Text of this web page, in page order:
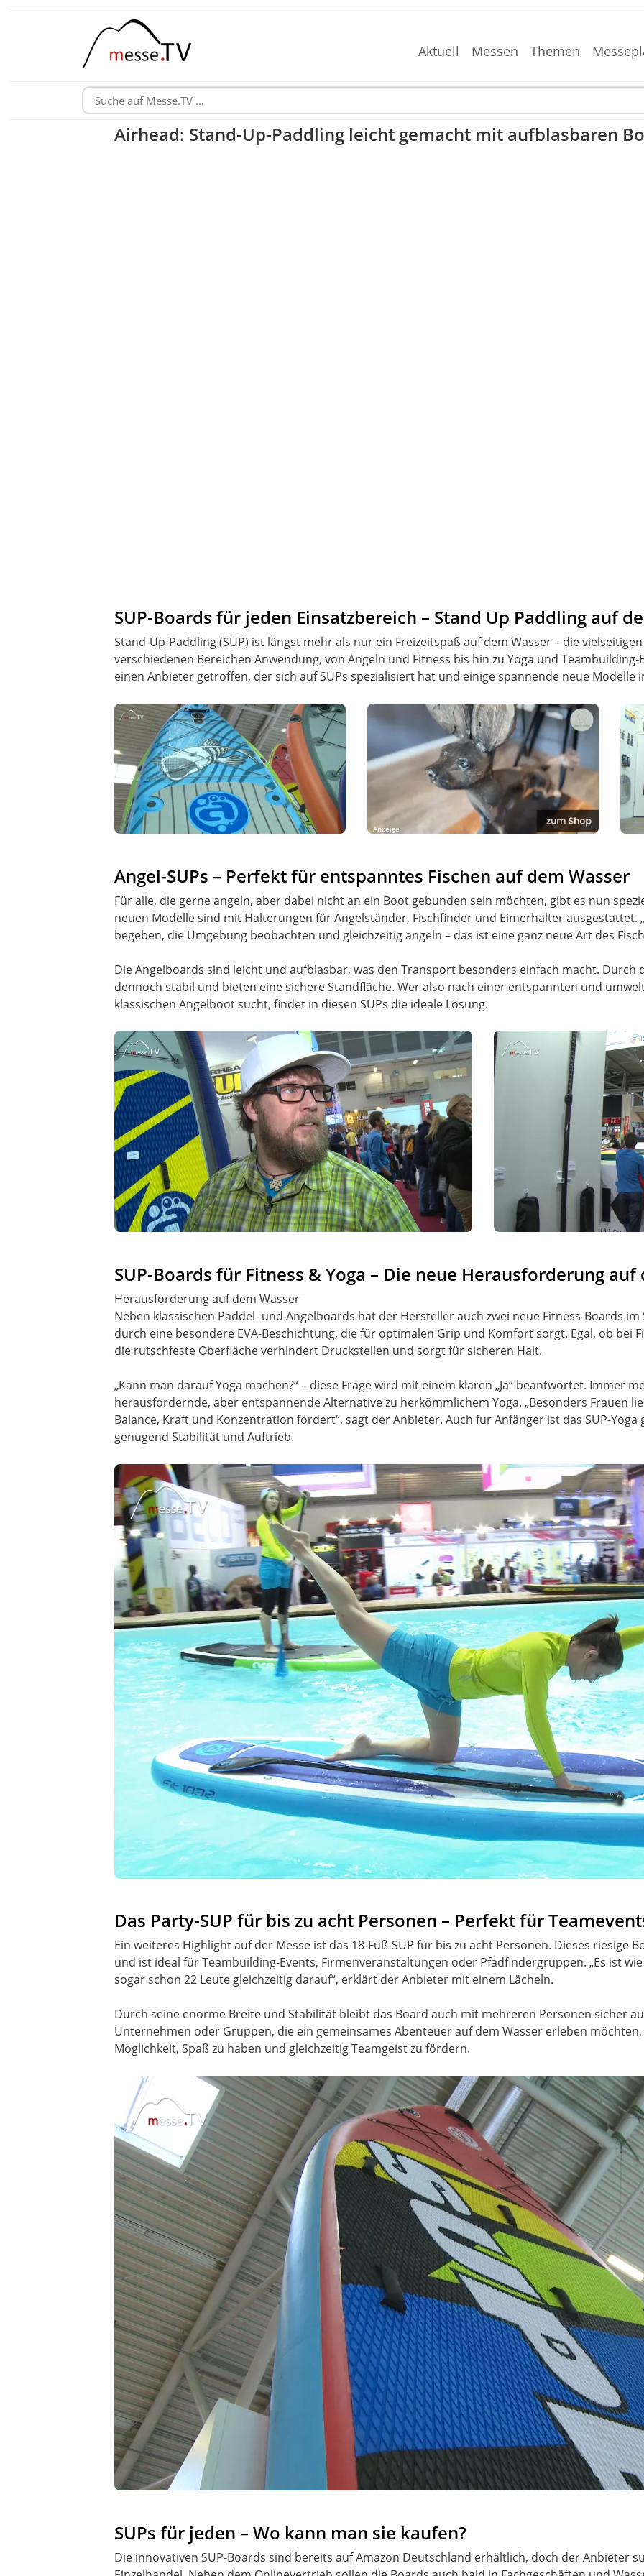
Aktuell Messen Themen
Airhead: Stand-Up-Paddling leicht gemacht mit aufblasbaren
SUP-Boards für jeden Einsatzbereich – Stand Up Paddling auf
Stand-Up-Paddling (SUP) ist längst mehr als nur ein Freizeitspaß auf dem Wasser – die
verschiedenen Bereichen Anwendung, von Angeln und Fitness bis hin zu Yoga und Teambuilding-
einen Anbieter getroffen, der sich auf SUPs spezialisiert hat und einige spannende neue
Anzeige
Angel-SUPs – Perfekt für entspanntes Fischen auf dem Wasser
Für alle, die gerne angeln, aber dabei nicht an ein Boot gebunden sein möchten, gibt es nun
neuen Modelle sind mit Halterungen für Angelständer, Fischfinder und Eimerhalter ausgestattet.
begeben, die Umgebung beobachten und gleichzeitig angeln – das ist eine ganz neue Art des
Die Angelboards sind leicht und aufblasbar, was den Transport besonders einfach macht. Durch
dennoch stabil und bieten eine sichere Standfläche. Wer also nach einer entspannten und
klassischen Angelboot sucht, findet in diesen SUPs die ideale Lösung.
SUP-Boards für Fitness & Yoga – Die neue Herausforderung auf
Herausforderung auf dem Wasser
Neben klassischen Paddel- und Angelboards hat der Hersteller auch zwei neue Fitness-Boards
durch eine besondere EVA-Beschichtung, die für optimalen Grip und Komfort sorgt. Egal, ob bei
die rutschfeste Oberfläche verhindert Druckstellen und sorgt für sicheren Halt.
„Kann man darauf Yoga machen?“ – diese Frage wird mit einem klaren „Ja“ beantwortet. Immer
herausfordernde, aber entspannende Alternative zu herkömmlichem Yoga. „Besonders Frauen
Balance, Kraft und Konzentration fördert“, sagt der Anbieter. Auch für Anfänger ist das SUP-
genügend Stabilität und Auftrieb.
Das Party-SUP für bis zu acht Personen – Perfekt für
Ein weiteres Highlight auf der Messe ist das 18-Fuß-SUP für bis zu acht Personen. Dieses riesige
und ist ideal für Teambuilding-Events, Firmenveranstaltungen oder Pfadfindergruppen. „Es ist
sogar schon 22 Leute gleichzeitig darauf“, erklärt der Anbieter mit einem Lächeln.
Durch seine enorme Breite und Stabilität bleibt das Board auch mit mehreren Personen sicher
Unternehmen oder Gruppen, die ein gemeinsames Abenteuer auf dem Wasser erleben
Möglichkeit, Spaß zu haben und gleichzeitig Teamgeist zu fördern.
SUPs für jeden – Wo kann man sie kaufen?
Die innovativen SUP-Boards sind bereits auf Amazon Deutschland erhältlich, doch der Anbieter